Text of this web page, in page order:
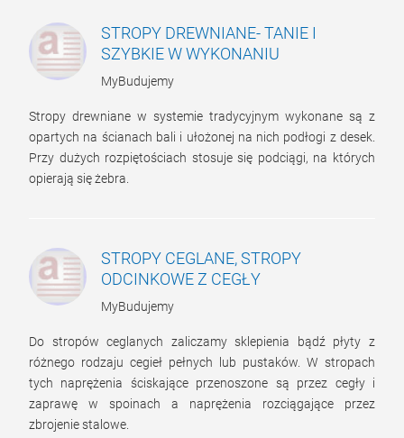
STROPY DREWNIANE- TANIE I
SZYBKIE W WYKONANIU
MyBudujemy
Stropy drewniane w systemie tradycyjnym wykonane są z
opartych na ścianach bali i ułożonej na nich podłogi z desek.
Przy dużych rozpiętościach stosuje się podciągi, na których
opierają się żebra.
STROPY CEGLANE, STROPY
ODCINKOWE Z CEGŁY
MyBudujemy
Do stropów ceglanych zaliczamy sklepienia bądź płyty z
różnego rodzaju cegieł pełnych lub pustaków. W stropach
tych naprężenia ściskające przenoszone są przez cegły i
zaprawę w spoinach a naprężenia rozciągające przez
zbrojenie stalowe.